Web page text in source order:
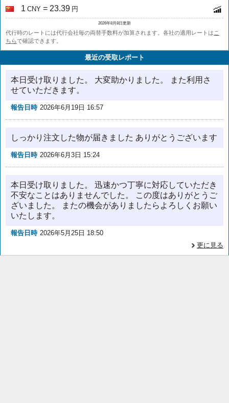
1 CNY = 23.39 円
2026年8月8日更新
代行時のレートには代行会社毎の両替手数料が加算されます。各社の適用レートは こ
ちらで確認できます。
最近の受取レポート
本日受け取りました。 大変助かりました。 また利用さ
せていただきます。
報告日時 2026年6月19日 16:57
しっかり注文した物が届きました ありがとうございます
報告日時 2026年6月3日 15:24
本日受け取りました。 迅速かつ丁寧に対応していただき
不安なことはありませんでした。 この度はありがとうご
ざいました。 またの機会がありましたらよろしくお願い
いたします。
報告日時 2026年5月25日 18:50
更に見る